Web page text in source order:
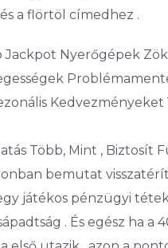
a flörtöl címedhez .
Jackpot Nyerőgépek
Több, Mint , Biztosít
bemutat
játékos pénzügyi
. És egész ha a